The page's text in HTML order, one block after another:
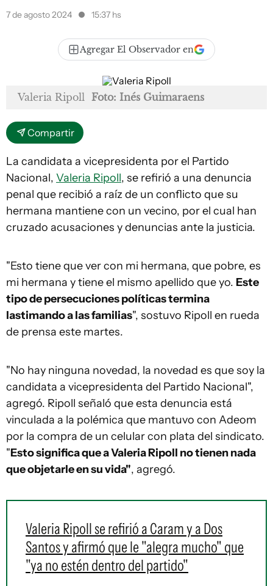
7 de agosto 2024 15:37 hs
Agregar El Observador en
Valeria Ripoll Foto: Inés Guimaraens
Compartir
La candidata a vicepresidenta por el Partido
Nacional, Valeria Ripoll, se refirió a una denuncia
penal que recibió a raíz de un conflicto que su
hermana mantiene con un vecino, por el cual han
cruzado acusaciones y denuncias ante la justicia.
"Esto tiene que ver con mi hermana, que pobre, es
mi hermana y tiene el mismo apellido que yo. Este
tipo de persecuciones políticas termina
lastimando a las familias", sostuvo Ripoll en rueda
de prensa este martes.
"No hay ninguna novedad, la novedad es que soy la
candidata a vicepresidenta del Partido Nacional",
agregó. Ripoll señaló que esta denuncia está
vinculada a la polémica que mantuvo con Adeom
por la compra de un celular con plata del sindicato.
"Esto significa que a Valeria Ripoll no tienen nada
que objetarle en su vida", agregó.
Valeria Ripoll se refirió a Caram y a Dos
Santos y afirmó que le "alegra mucho" que
"ya no estén dentro del partido"